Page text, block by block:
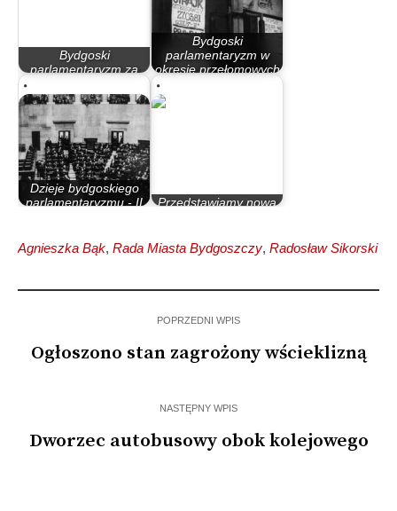
Bydgoski
parlamentaryzm za
Bydgoski
parlamentaryzm w
okresie przełomowych
Dzieje bydgoskiego
parlamentaryzmu - II
Przedstawiamy nową
Agnieszka Bąk, Rada Miasta Bydgoszczy, Radosław Sikorski
POPRZEDNI WPIS
Ogłoszono stan zagrożony wścieklizną
NASTĘPNY WPIS
Dworzec autobusowy obok kolejowego